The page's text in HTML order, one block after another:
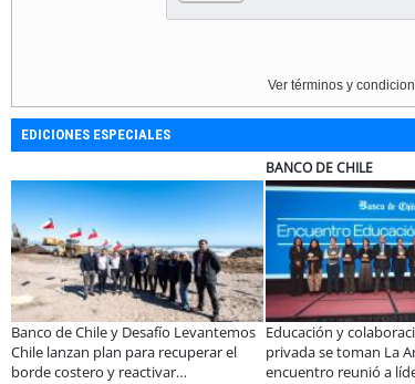
Ver términos y
EDICIONES ESPECIALES
cocina familiar a un equipo de
el crecimiento de Inkillay
por Minera El Abra
ELECTROLUX
Claves para comprar
electrodomésticos durante el